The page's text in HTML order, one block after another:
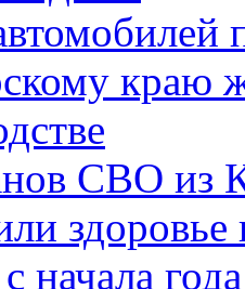
краю
СВО из
начала года